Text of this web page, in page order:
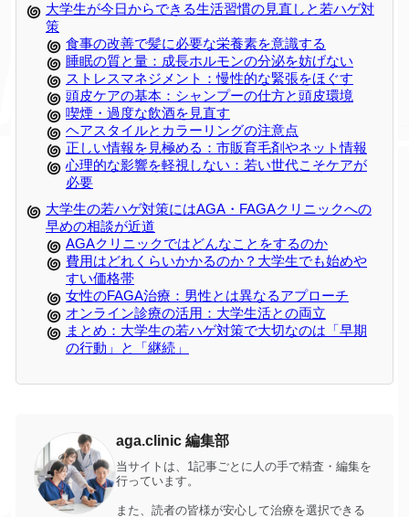
大学生が今日からできる生活習慣の見直しと若ハゲ対
策
食事の改善で髪に必要な栄養素を意識する
睡眠の質と量：成長ホルモンの分泌を妨げない
ストレスマネジメント：慢性的な緊張をほぐす
頭皮ケアの基本：シャンプーの仕方と頭皮環境
喫煙・過度な飲酒を見直す
ヘアスタイルとカラーリングの注意点
正しい情報を見極める：市販育毛剤やネット情報
心理的な影響を軽視しない：若い世代こそケアが
必要
大学生の若ハゲ対策にはAGA・FAGAクリニックへの
早めの相談が近道
AGAクリニックではどんなことをするのか
費用はどれくらいかかるのか？大学生でも始めや
すい価格帯
女性のFAGA治療：男性とは異なるアプローチ
オンライン診療の活用：大学生活との両立
まとめ：大学生の若ハゲ対策で大切なのは「早期
の行動」と「継続」
aga.clinic 編集部
当サイトは、1記事ごとに人の手で精査・編集を
行っています。
また、読者の皆様が安心して治療を選択できる